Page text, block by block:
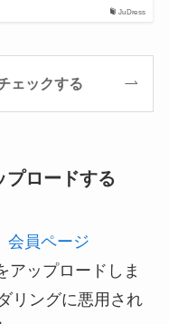
JuDress
ェックする
プロードする
会員ページ
アップロードしま
リングに悪用され